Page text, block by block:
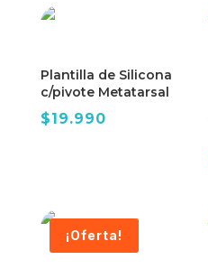
Plantilla de Silicona
c/pivote Metatarsal
$19.990
¡Oferta!